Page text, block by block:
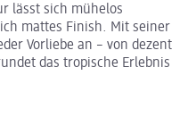
lässt sich mühelos
mattes Finish. Mit seiner
Vorliebe an – von dezent
das tropische Erlebnis